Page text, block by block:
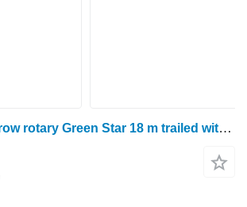
John Deere Harrow rotary Green Star 18 m trailed with replaceable teeth